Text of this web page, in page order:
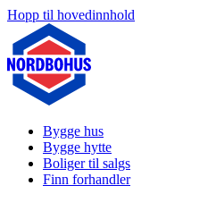
Hopp til hovedinnhold
Bygge hus
Bygge hytte
Boliger til salgs
Finn forhandler